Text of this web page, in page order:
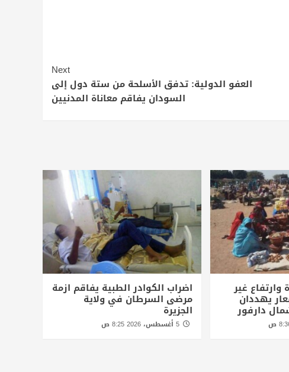
Next
العفو الدولية: تدفق الأسلحة من ستة دول إلى
السودان يفاقم معاناة المدنيين
وارتفاع غير
يهددان
دارفور
اضراب الكوادر الطبية يفاقم ازمة
مرضى السرطان في ولاية
الجزيرة
5 أغسطس، 2026 8:25 ص